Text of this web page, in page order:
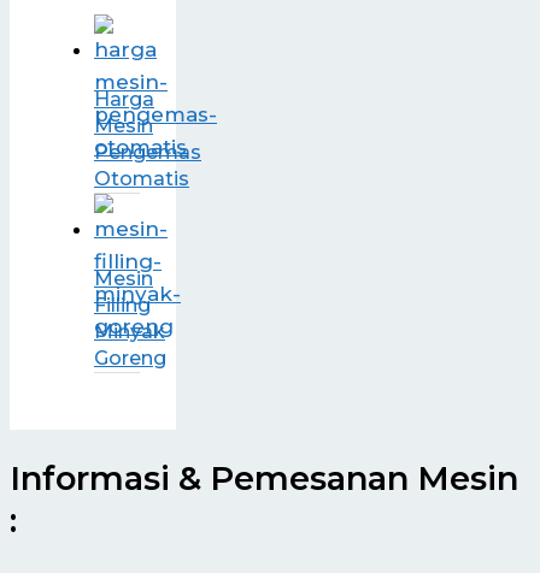
Harga
Mesin
Pengemas
Otomatis
Mesin
Filling
Minyak
Goreng
Informasi & Pemesanan Mesin
: